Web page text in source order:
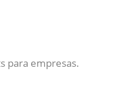
para empresas.